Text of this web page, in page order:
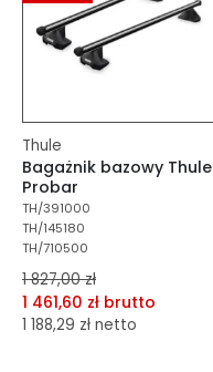
Thule
Bagażnik bazowy Thule
Probar
TH/391000
TH/145180
TH/710500
1 827,00 zł
1 461,60 zł brutto
1 188,29 zł netto